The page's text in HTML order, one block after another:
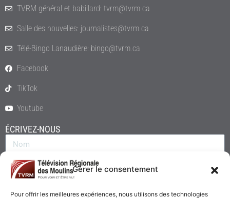
Gérer le consentement
Pour offrir les meilleures expériences, nous utilisons des technologies
TVRM général et babillard: tvrm@tvrm.ca
Salle des nouvelles: journalistes@tvrm.ca
Télé-Bingo Lanaudière: bingo@tvrm.ca
Facebook
TikTok
Youtube
ÉCRIVEZ-NOUS